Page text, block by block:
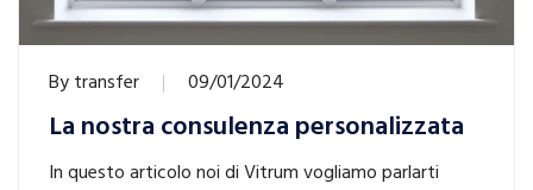
Bytransfer 09/01/2024
La nostra consulenza personalizzata
In questo articolo noi di Vitrum vogliamo parlarti